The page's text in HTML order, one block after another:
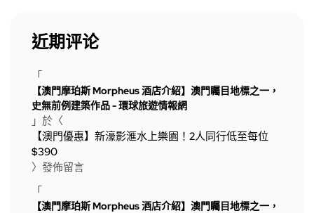
近期评论
「
【澳門摩珀斯 Morpheus 酒店介紹】澳門矚目地標之一，
史無前例建築作品 - 環球旅遊情報網
」於〈
【澳門優惠】新濠影滙水上樂園！2人同行低至每位
$390
〉發佈留言
「
【澳門摩珀斯 Morpheus 酒店介紹】澳門矚目地標之一，